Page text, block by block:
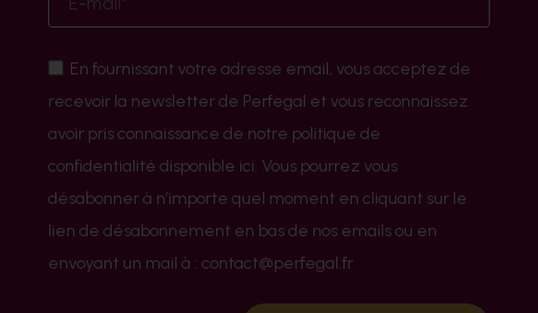
En fournissant votre adresse email, vous acceptez de
recevoir la newsletter de Perfegal et vous reconnaissez
avoir pris connaissance de notre politique de
confidentialité disponible ici. Vous pourrez vous
désabonner à n’importe quel moment en cliquant sur le
lien de désabonnement en bas de nos emails ou en
envoyant un mail à : contact@perfegal.fr